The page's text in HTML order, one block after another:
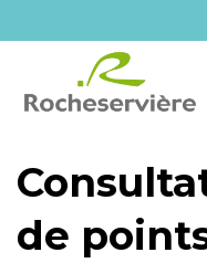
contenu
pied
de